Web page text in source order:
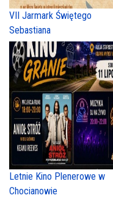
VII Jarmark Świętego
Sebastiana
Letnie Kino Plenerowe w
Chocianowie